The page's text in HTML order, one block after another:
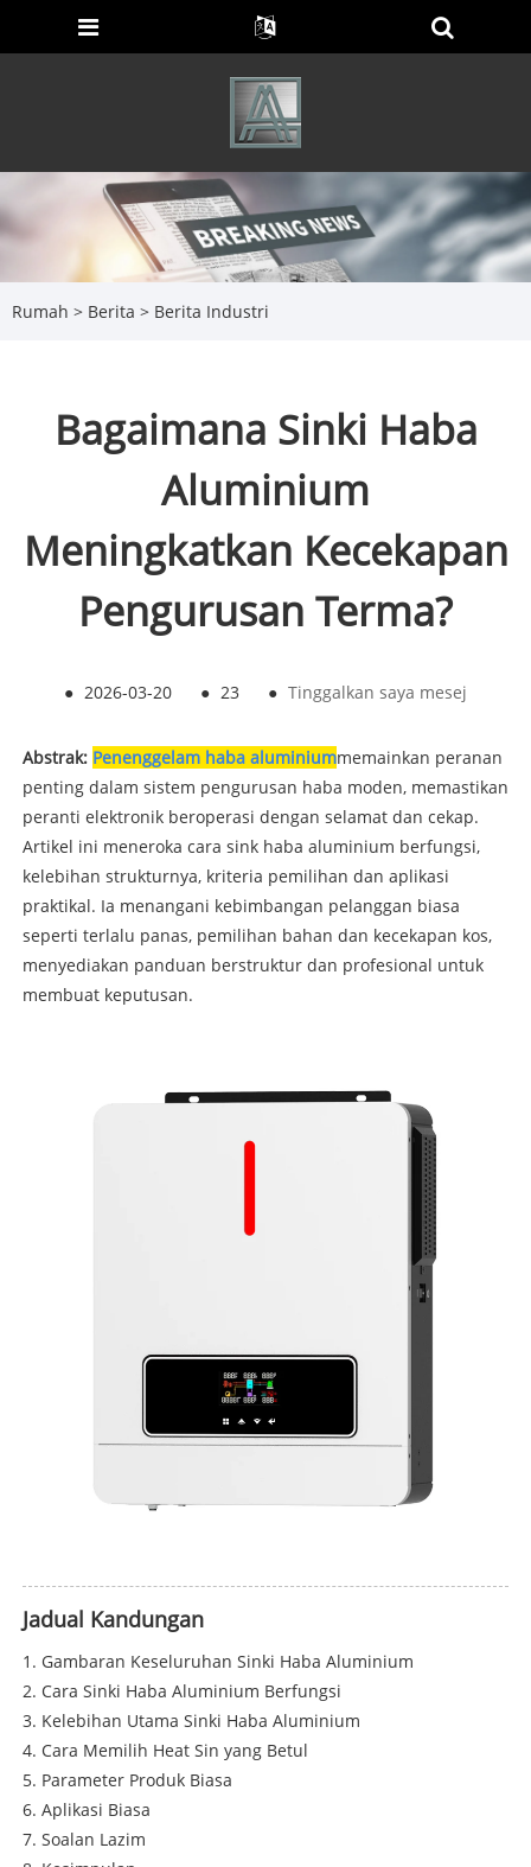
Rumah > Berita > Berita Industri
Bagaimana Sinki Haba
Aluminium
Meningkatkan Kecekapan
Pengurusan Terma?
● 2026-03-20 ● 23 ● Tinggalkan saya mesej
Abstrak: Penenggelam haba aluminiummemainkan peranan
penting dalam sistem pengurusan haba moden, memastikan
peranti elektronik beroperasi dengan selamat dan cekap.
Artikel ini meneroka cara sink haba aluminium berfungsi,
kelebihan strukturnya, kriteria pemilihan dan aplikasi
praktikal. Ia menangani kebimbangan pelanggan biasa
seperti terlalu panas, pemilihan bahan dan kecekapan kos,
menyediakan panduan berstruktur dan profesional untuk
membuat keputusan.
Jadual Kandungan
1. Gambaran Keseluruhan Sinki Haba Aluminium
2. Cara Sinki Haba Aluminium Berfungsi
3. Kelebihan Utama Sinki Haba Aluminium
4. Cara Memilih Heat Sin yang Betul
5. Parameter Produk Biasa
6. Aplikasi Biasa
7. Soalan Lazim